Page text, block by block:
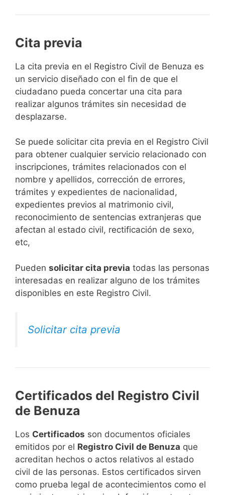
Cita previa
​​​​​​​​​​​​​​​​​​​​​​​​​​​​La cita previa en el Registro Civil de Benuza es
un servicio diseñado con el fin de que el
ciudadano pueda concertar una cita para
realizar algunos trámites sin necesidad de
desplazarse.​
Se puede solicitar cita previa en el Registro Civil
para obtener cualquier servicio relacionado con
inscripciones, trámites relacionados con el
nombre y apellidos, corrección de errores,
trámites y expedientes de nacionalidad,
expedientes previos al matrimonio civil,
reconocimiento de sentencias extranjeras que
afectan al estado civil, rectificación de sexo,
etc,
​Pueden solicitar cita previa todas las personas
interesadas en realizar alguno de los trámites
disponibles en este Registro Civil.​
Solicitar cita previa
Certificados del Registro Civil
de Benuza
Los Certificados son documentos oficiales
emitidos por el Registro Civil de Benuza que
acreditan hechos o actos relativos al estado
civil de las personas. Estos certificados sirven
como prueba legal de acontecimientos como el